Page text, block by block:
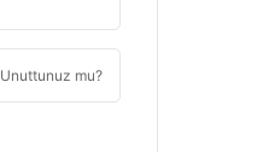
Unuttunuz mu?